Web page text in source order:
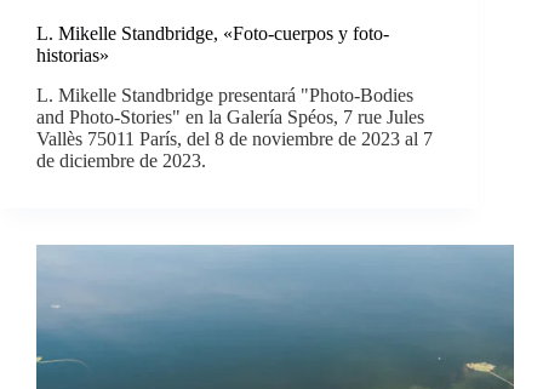
L. Mikelle Standbridge, «Foto-cuerpos y foto-
historias»
L. Mikelle Standbridge presentará "Photo-Bodies
and Photo-Stories" en la Galería Spéos, 7 rue Jules
Vallès 75011 París, del 8 de noviembre de 2023 al 7
de diciembre de 2023.